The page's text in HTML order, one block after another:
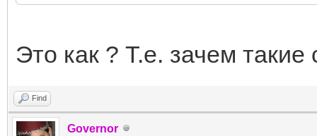
Это как ? Т.е. зачем такие
Find
Governor